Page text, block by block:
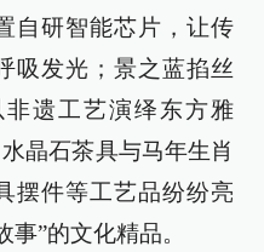
自研智能芯片，让传
吸发光；景之蓝掐丝
遗工艺演绎东方雅
晶石茶具与马年生肖
摆件等工艺品纷纷亮
”的文化精品。